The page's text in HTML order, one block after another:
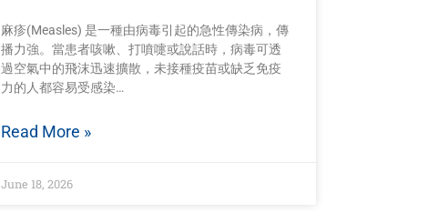
麻疹(Measles) 是一種由病毒引起的急性傳染病，傳
播力強。當患者咳嗽、打噴嚏或說話時，病毒可透
過空氣中的飛沫迅速擴散，未接種疫苗或缺乏免疫
力的人都容易受感染…
Read More »
June 18, 2026